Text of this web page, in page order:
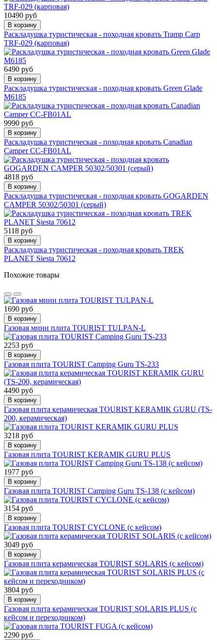
10490 руб
В корзину
Раскладушка туристическая - походная кровать Tramp Carp
TRF-029 (карповая)
6490 руб
В корзину
Раскладушка туристическая - походная кровать Green Glade
M6185
9990 руб
В корзину
Раскладушка туристическая - походная кровать Canadian
Camper CC-FB01AL
4818 руб
В корзину
Раскладушка туристическая - походная кровать GOGARDEN
CAMPER 50302/50301 (серый)
5118 руб
В корзину
Раскладушка туристическая - походная кровать TREK
PLANET Siesta 70612
Похожие товары
1690 руб
В корзину
Газовая мини плита TOURIST TULPAN-L
2253 руб
В корзину
Газовая плита TOURIST Camping Guru TS-233
4490 руб
В корзину
Газовая плита керамическая TOURIST KERAMIK GURU (TS-
200, керамическая)
3218 руб
В корзину
Газовая плита TOURIST KERAMIK GURU PLUS
1977 руб
В корзину
Газовая плита TOURIST Camping Guru TS-138 (с кейсом)
3154 руб
В корзину
Газовая плита TOURIST CYCLONE (с кейсом)
3049 руб
В корзину
Газовая плита керамическая TOURIST SOLARIS (с кейсом)
3804 руб
В корзину
Газовая плита керамическая TOURIST SOLARIS PLUS (с
кейсом и переходником)
2290 руб